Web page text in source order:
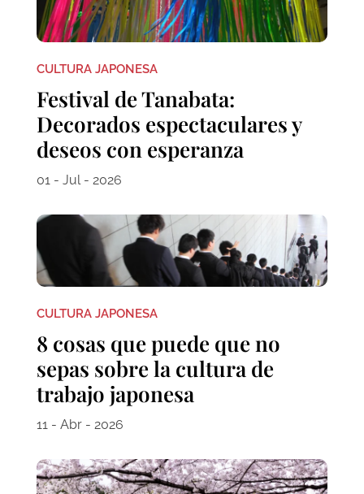
CULTURA JAPONESA
Festival de Tanabata:
Decorados espectaculares y
deseos con esperanza
01 - Jul - 2026
CULTURA JAPONESA
8 cosas que puede que no
sepas sobre la cultura de
trabajo japonesa
11 - Abr - 2026